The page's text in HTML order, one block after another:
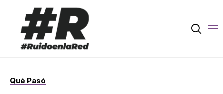
Qué Pasó